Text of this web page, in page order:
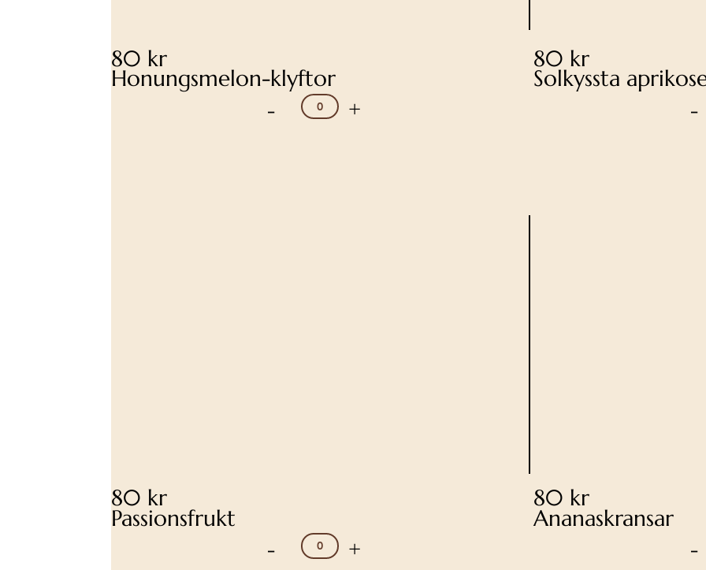
80 kr
Honungsmelon-klyftor
- +
80 kr
Solkyssta
-
80 kr
Passionsfrukt
- +
80 kr
Ananaskransar
-